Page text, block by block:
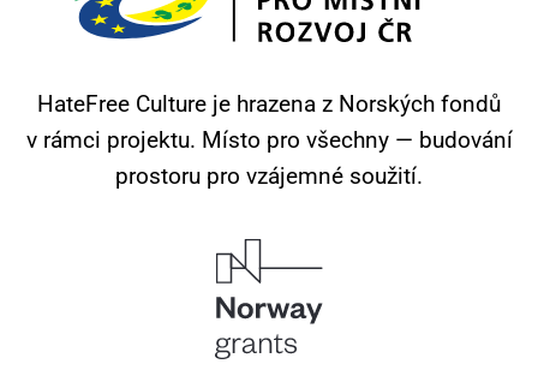
HateFree Culture je hrazena z Norských fondů
v rámci projektu. Místo pro všechny — budování
prostoru pro vzájemné soužití.